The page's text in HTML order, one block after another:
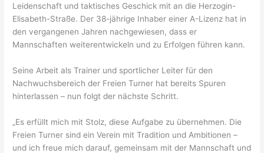
Leidenschaft und taktisches Geschick mit an die Herzogin-
Elisabeth-Straße. Der 38-jährige Inhaber einer A-Lizenz hat in
den vergangenen Jahren nachgewiesen, dass er
Mannschaften weiterentwickeln und zu Erfolgen führen kann.
Seine Arbeit als Trainer und sportlicher Leiter für den
Nachwuchsbereich der Freien Turner hat bereits Spuren
hinterlassen – nun folgt der nächste Schritt.
„Es erfüllt mich mit Stolz, diese Aufgabe zu übernehmen. Die
Freien Turner sind ein Verein mit Tradition und Ambitionen –
und ich freue mich darauf, gemeinsam mit der Mannschaft und